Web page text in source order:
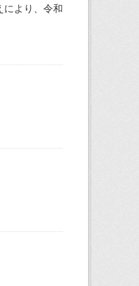
により、令和